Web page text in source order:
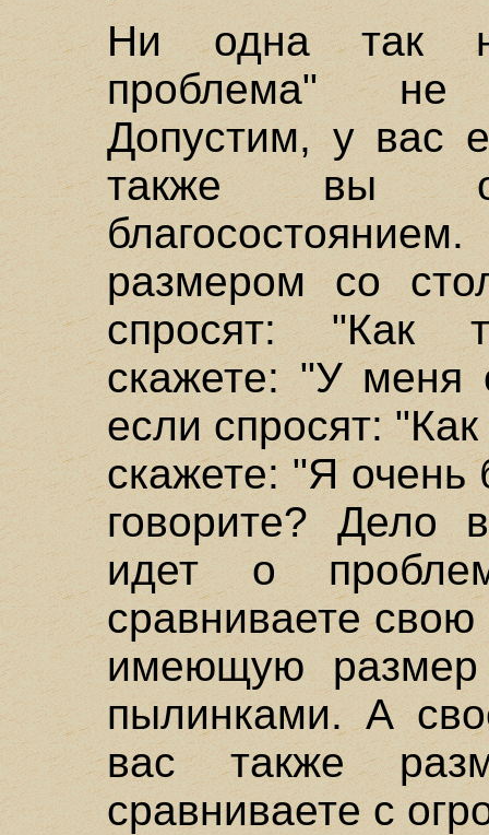
Ни одна так
проблема" не
Допустим, у вас
также вы
размером со
спросят: "Как
скажете: "У меня
если спросят:
скажете: "Я
говорите? Дело
идет о
сравниваете
имеющую
пылинками. А
вас также
сравниваете с